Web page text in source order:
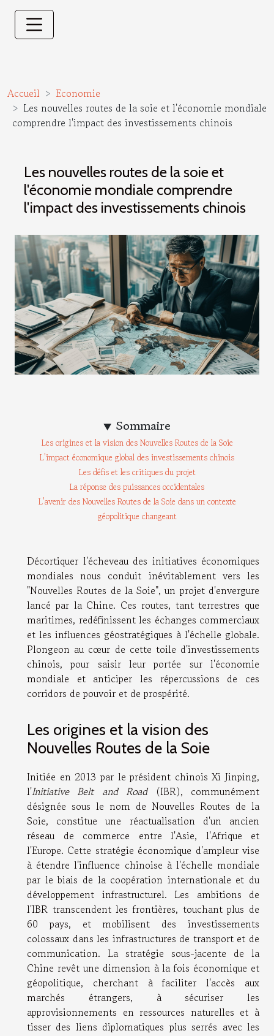
Accueil
Economie
Les nouvelles routes de la soie et l'économie mondiale
comprendre l'impact des investissements chinois
Les nouvelles routes de la soie et
l'économie mondiale comprendre
l'impact des investissements chinois
Sommaire
Les origines et la vision des Nouvelles Routes de la Soie
L'impact économique global des investissements chinois
Les défis et les critiques du projet
La réponse des puissances occidentales
L'avenir des Nouvelles Routes de la Soie dans un contexte
géopolitique changeant
Décortiquer l'écheveau des initiatives économiques
mondiales nous conduit inévitablement vers les
"Nouvelles Routes de la Soie", un projet d'envergure
lancé par la Chine. Ces routes, tant terrestres que
maritimes, redéfinissent les échanges commerciaux
et les influences géostratégiques à l'échelle globale.
Plongeon au cœur de cette toile d'investissements
chinois, pour saisir leur portée sur l'économie
mondiale et anticiper les répercussions de ces
corridors de pouvoir et de prospérité.
Les origines et la vision des
Nouvelles Routes de la Soie
Initiée en 2013 par le président chinois Xi Jinping,
l'Initiative Belt and Road(IBR), communément
désignée sous le nom de Nouvelles Routes de la
Soie, constitue une réactualisation d'un ancien
réseau de commerce entre l'Asie, l'Afrique et
l'Europe. Cette stratégie économique d'ampleur vise
à étendre l'influence chinoise à l'échelle mondiale
par le biais de la coopération internationale et du
développement infrastructurel. Les ambitions de
l'IBR transcendent les frontières, touchant plus de
60 pays, et mobilisent des investissements
colossaux dans les infrastructures de transport et de
communication. La stratégie sous-jacente de la
Chine revêt une dimension à la fois économique et
géopolitique, cherchant à faciliter l'accès aux
marchés étrangers, à sécuriser les
approvisionnements en ressources naturelles et à
tisser des liens diplomatiques plus serrés avec les